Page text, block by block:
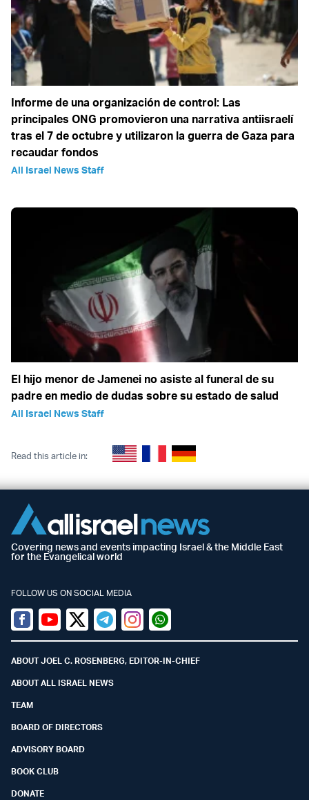
Informe de una organización de control: Las
principales ONG promovieron una narrativa antiisraelí
tras el 7 de octubre y utilizaron la guerra de Gaza para
recaudar fondos
All Israel News Staff
El hijo menor de Jamenei no asiste al funeral de su
padre en medio de dudas sobre su estado de salud
All Israel News Staff
Read this article in:
Covering news and events impacting Israel & the Middle East
for the Evangelical world
FOLLOW US ON SOCIAL MEDIA
Facebook
YoutubeTwitter (X)
TelegramInstagramWhatsapp
ABOUT JOEL C. ROSENBERG, EDITOR-IN-CHIEF
ABOUT ALL ISRAEL NEWS
TEAM
BOARD OF DIRECTORS
ADVISORY BOARD
BOOK CLUB
DONATE